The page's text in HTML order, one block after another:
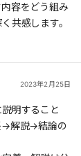
いやすくな
している。分
いう意味だ。
分けることで
は3つの要素が
て伝えれば、
容をどう組み
共感します。
2023年2月25日
明すること
→解説→結論の